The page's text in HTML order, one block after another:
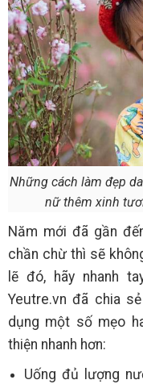
Những cách làm đẹp
nữ thêm xinh
Năm mới đã gần
chần chừ thì sẽ
lẽ đó, hãy nhanh
Yeutre.vn đã chia
dụng một số mẹo
thiện nhanh hơn:
Uống đủ lượng